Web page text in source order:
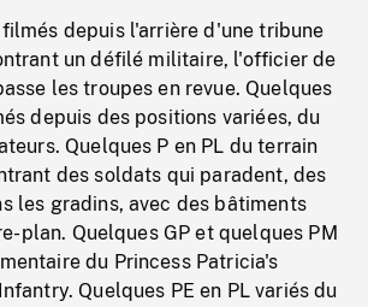
depuis l'arrière d'une tribune
un défilé militaire, l'officier de
les troupes en revue. Quelques
depuis des positions variées, du
Quelques P en PL du terrain
des soldats qui paradent, des
les gradins, avec des bâtiments
plan. Quelques GP et quelques PM
du Princess Patricia's
Quelques PE en PL variés du